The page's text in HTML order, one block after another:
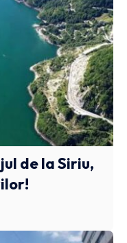
de la Siriu,